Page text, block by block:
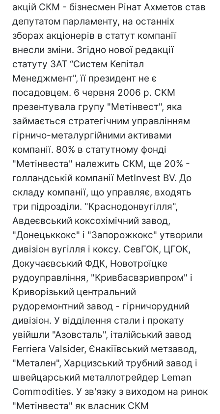
акцій СКМ - бізнесмен Рінат Ахметов став
депутатом парламенту, на останніх
зборах акціонерів в статут компанії
внесли зміни. Згідно нової редакції
статуту ЗАТ “Систем Кепітал
Менеджмент", її президент не є
посадовцем. 6 червня 2006 р. СКМ
презентувала групу "Метінвест", яка
займається стратегічним управлінням
гірничо-металургійними активами
компанії. 80% в статутному фонді
"Метінвеста" належить СКМ, ще 20% -
голландській компанії MetInvest BV. До
складу компанії, що управляє, входять
три підрозділи. "Краснодонвугілля",
Авдеєвський коксохімічний завод,
"Донецьккокс" і "Запорожкокс" утворили
дивізіон вугілля і коксу. СевГОК, ЦГОК,
Докучаєвський ФДК, Новотроїцке
рудоуправління, "Кривбасвзривпром" і
Криворізький центральний
рудоремонтний завод - гірничорудний
дивізіон. У відділення стали і прокату
увійшли "Азовсталь", італійський завод
Ferriera Valsider, Єнакіївський метзавод,
"Метален", Харцизський трубний завод і
швейцарський металлотрейдер Leman
Commodities. У зв'язку з виходом на ринок
"Метінвеста" як власник СКМ